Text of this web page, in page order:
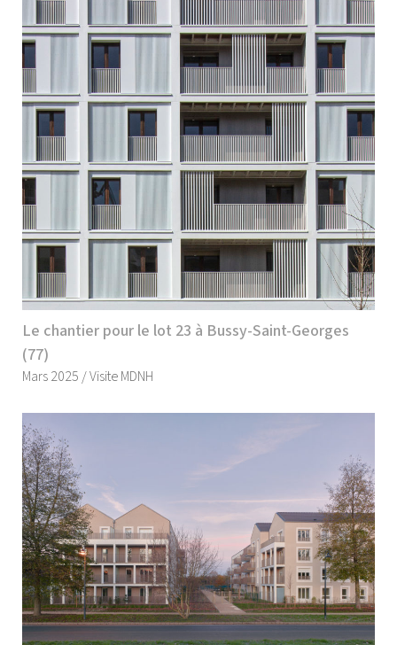
Le chantier pour le lot 23 à Bussy-Saint-Georges
(77)
Mars 2025 / Visite MDNH